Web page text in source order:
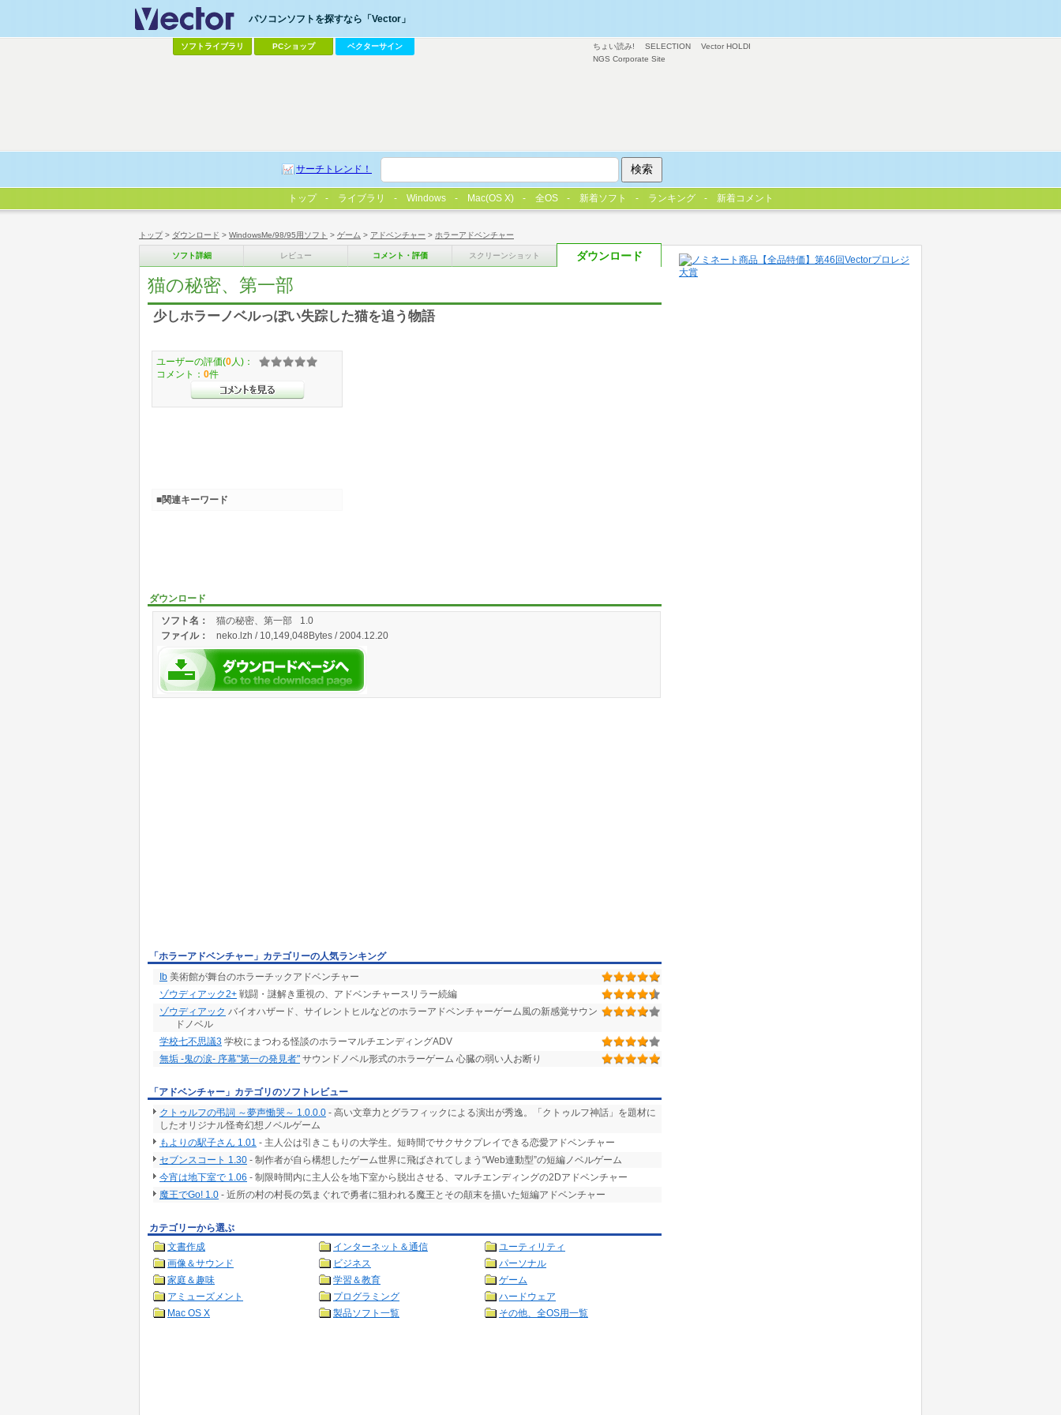
トップ> ダウンロード > WindowsMe/98/95用ソフト > ゲーム > アドベンチャー > ホラーアドベンチャー
ソフト詳細 レビュー コメント・評価 スクリーンショット ダウンロード
猫の秘密、第一部
少しホラーノベルっぽい失踪した猫を追う物語
ダウンロード
ソフト名：
猫の秘密、第一部 1.0
ファイル： neko.lzh / 10,149,048Bytes / 2004.12.20
ユーザーの評価(0 人)：
コメント： 0件
■関連キーワード
「ホラーアドベンチャー」カテゴリーの人気ランキング
Ib 美術館が舞台のホラーチックアドベンチャー
ゾウディアック2+ 戦闘・謎解き重視の、アドベンチャースリラー続編
ゾウディアック バイオハザード、サイレントヒルなどのホラーアドベンチャーゲーム風の新感覚サウン
ドノベル
学校七不思議3 学校にまつわる怪談のホラーマルチエンディングADV
無垢 -鬼の涙- 序幕"第一の発見者" サウンドノベル形式のホラーゲーム 心臓の弱い人お断り
「アドベンチャー」カテゴリのソフトレビュー
クトゥルフの弔詞 ～夢声慟哭～ 1.0.0.0 - 高い文章力とグラフィックによる演出が秀逸。「クトゥルフ神話」を題材に
したオリジナル怪奇幻想ノベルゲーム
もよりの駅子さん 1.01 - 主人公は引きこもりの大学生。短時間でサクサクプレイできる恋愛アドベンチャー
セブンスコート 1.30 - 制作者が自ら構想したゲーム世界に飛ばされてしまう“Web連動型”の短編ノベルゲーム
今宵は地下室で 1.06 - 制限時間内に主人公を地下室から脱出させる、マルチエンディングの2Dアドベンチャー
魔王でGo! 1.0 - 近所の村の村長の気まぐれで勇者に狙われる魔王とその顛末を描いた短編アドベンチャー
カテゴリーから選ぶ
文書作成
インターネット＆通信
ユーティリティ
画像＆サウンド
ビジネス
パーソナル
家庭＆趣味
学習＆教育
ゲーム
アミューズメント
プログラミング
ハードウェア
Mac OS X
製品ソフト一覧 その他、全OS用一覧
ちょい読み! SELECTION
Vector HOLDI
NGS Corporate Site
パソコンソフトを探すなら「Vector」
ソフトライブラリ PCショップ ベクターサイン
サーチトレンド！
トップ ライブラリ Windows Mac(OS X) 全OS 新着ソフト ランキング 新着コメント